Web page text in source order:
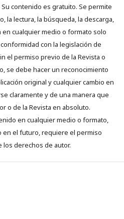
contenido es gratuito. Se permite
la lectura, la búsqueda, la descarga,
cualquier medio o formato solo
con la legislación de
el permiso previo de la Revista o
se debe hacer un reconocimiento
original y cualquier cambio en
claramente y de una manera que
o de la Revista en absoluto.
en cualquier medio o formato,
en el futuro, requiere el permiso
derechos de autor.